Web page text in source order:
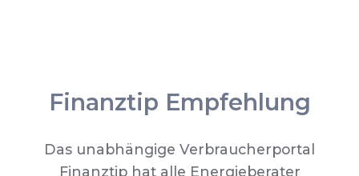
Finanztip Empfehlung
Das unabhängige Verbraucherportal
Finanztip hat alle Energieberater